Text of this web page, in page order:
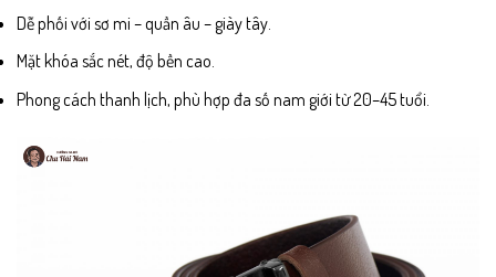
Dễ phối với sơ mi – quần âu – giày tây.
Mặt khóa sắc nét, độ bền cao.
Phong cách thanh lịch, phù hợp đa số nam giới từ 20–45 tuổi.